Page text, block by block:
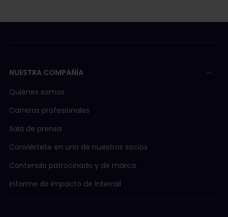
NUESTRA COMPAÑÍA
Quiénes somos
Carreras profesionales
Sala de prensa
Conviértete en uno de nuestros socios
Contenido patrocinado y de marca
Informe de impacto de Interrail